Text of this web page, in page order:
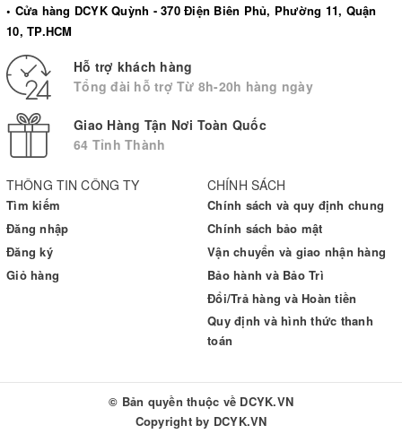
THÔNG TIN CÔNG TY
Tìm kiếm
Đăng nhập
Đăng ký
Giỏ hàng
CHÍNH SÁCH
Chính sách và quy định chung
Chính sách bảo mật
Vận chuyển và giao nhận hàng
Bảo hành và Bảo Trì
Đổi/Trả hàng và Hoàn tiền
Quy định và hình thức thanh
toán
• Cửa hàng DCYK Quỳnh - 370 Điện Biên Phủ, Phường 11, Quận
10, TP.HCM
Hỗ trợ khách hàng
Tổng đài hỗ trợ Từ 8h-20h hàng ngày
Giao Hàng Tận Nơi Toàn Quốc
64 Tỉnh Thành
© Bản quyền thuộc về DCYK.VN
Copyright by DCYK.VN